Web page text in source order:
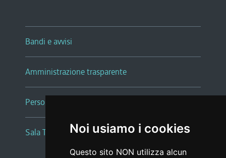
Noi usiamo i cookies
Questo sito NON utilizza alcun
Bandi e avvisi
Amministrazione trasparente
Persone e Uffici
Sala Tiziano Tessitori